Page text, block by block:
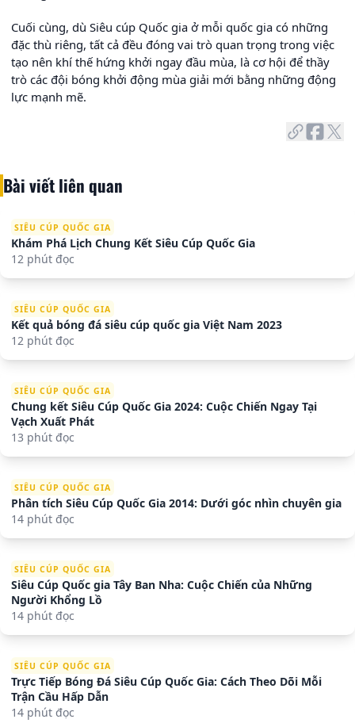
Cuối cùng, dù Siêu cúp Quốc gia ở mỗi quốc gia có những
đặc thù riêng, tất cả đều đóng vai trò quan trọng trong việc
tạo nên khí thế hứng khởi ngay đầu mùa, là cơ hội để thầy
trò các đội bóng khởi động mùa giải mới bằng những động
lực mạnh mẽ.
Bài viết liên quan
SIÊU CÚP QUỐC GIA
Khám Phá Lịch Chung Kết Siêu Cúp Quốc Gia
12 phút đọc
SIÊU CÚP QUỐC GIA
Kết quả bóng đá siêu cúp quốc gia Việt Nam 2023
12 phút đọc
SIÊU CÚP QUỐC GIA
Chung kết Siêu Cúp Quốc Gia 2024: Cuộc Chiến Ngay Tại
Vạch Xuất Phát
13 phút đọc
SIÊU CÚP QUỐC GIA
Phân tích Siêu Cúp Quốc Gia 2014: Dưới góc nhìn chuyên gia
14 phút đọc
SIÊU CÚP QUỐC GIA
Siêu Cúp Quốc gia Tây Ban Nha: Cuộc Chiến của Những
Người Khổng Lồ
14 phút đọc
SIÊU CÚP QUỐC GIA
Trực Tiếp Bóng Đá Siêu Cúp Quốc Gia: Cách Theo Dõi Mỗi
Trận Cầu Hấp Dẫn
14 phút đọc